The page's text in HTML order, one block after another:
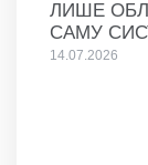
ЛИШЕ
САМУ
14.07.2026